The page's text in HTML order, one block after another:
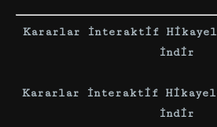
Kararlar İnteraktif
İndir
Kararlar İnteraktif
İndir